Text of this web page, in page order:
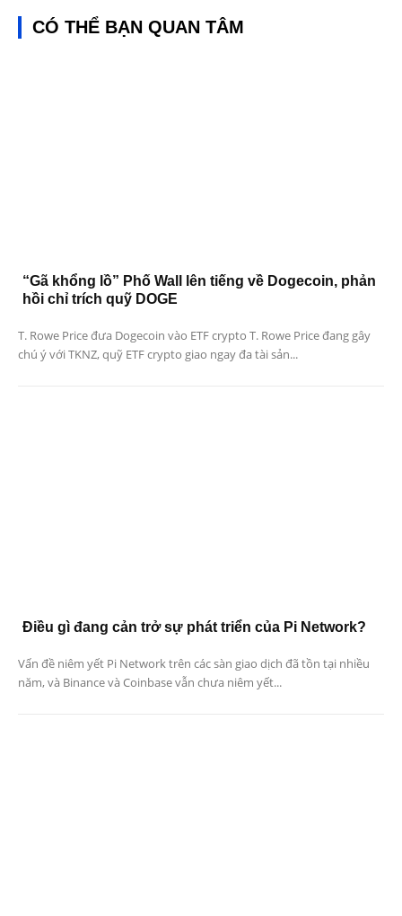
CÓ THỂ BẠN QUAN TÂM
“Gã khổng lồ” Phố Wall lên tiếng về Dogecoin, phản
hồi chỉ trích quỹ DOGE
T. Rowe Price đưa Dogecoin vào ETF crypto T. Rowe Price đang gây
chú ý với TKNZ, quỹ ETF crypto giao ngay đa tài sản...
Điều gì đang cản trở sự phát triển của Pi Network?
Vấn đề niêm yết Pi Network trên các sàn giao dịch đã tồn tại nhiều
năm, và Binance và Coinbase vẫn chưa niêm yết...